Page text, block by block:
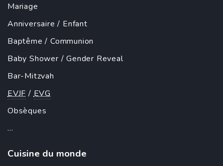
Mariage
Anniversaire / Enfant
Baptême /Communion
Baby Shower /Gender Reveal
Bar-Mitzvah
EVJF /EVG
Obsèques
...
Cuisine du monde